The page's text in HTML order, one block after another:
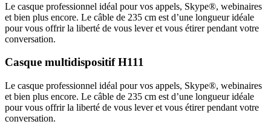
Le casque professionnel idéal pour vos appels, Skype®, webinaires
et bien plus encore. Le câble de 235 cm est d’une longueur idéale
pour vous offrir la liberté de vous lever et vous étirer pendant votre
conversation.
Casque multidispositif H111
Le casque professionnel idéal pour vos appels, Skype®, webinaires
et bien plus encore. Le câble de 235 cm est d’une longueur idéale
pour vous offrir la liberté de vous lever et vous étirer pendant votre
conversation.